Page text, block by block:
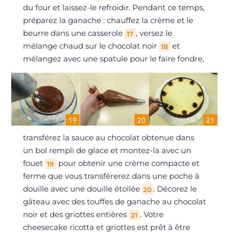
du four et laissez-le refroidir. Pendant ce temps,
préparez la ganache : chauffez la crème et le
beurre dans une casserole 17 , versez le
mélange chaud sur le chocolat noir 18 et
mélangez avec une spatule pour le faire fondre,
transférez la sauce au chocolat obtenue dans
un bol rempli de glace et montez-la avec un
fouet 19
pour obtenir une crème compacte et
ferme que vous transférerez dans une poche à
douille avec une douille étoilée 20 . Décorez le
gâteau avec des touffes de ganache au chocolat
noir et des griottes entières 21 . Votre
cheesecake ricotta et griottes est prêt à être